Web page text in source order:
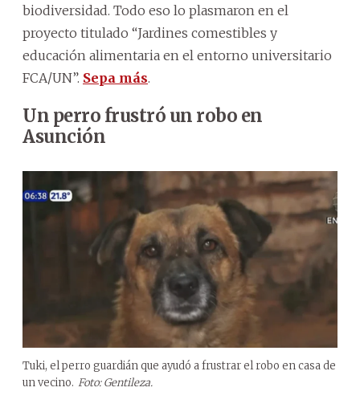
biodiversidad. Todo eso lo plasmaron en el
proyecto titulado “Jardines comestibles y
educación alimentaria en el entorno universitario
FCA/UN”. Sepa más.
Un perro frustró un robo en
Asunción
Tuki, el perro guardián que ayudó a frustrar el robo en casa de
un vecino. Foto: Gentileza.